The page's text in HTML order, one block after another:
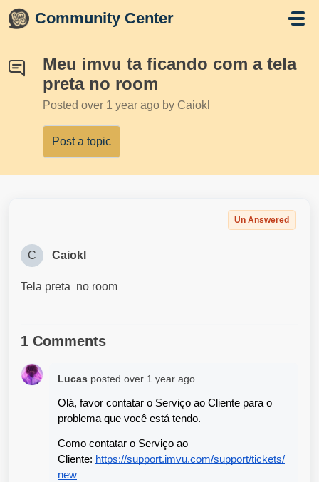
Skip to main content
Community Center
Meu imvu ta ficando com a tela
preta no room
Posted over 1 year ago by Caiokl
Post a topic
Un Answered
C Caiokl
Tela preta no room
1 Comments
Lucas posted over 1 year ago
Olá, favor contatar o Serviço ao Cliente para o
problema que você está tendo.
Como contatar o Serviço ao
Cliente: https://support.imvu.com/support/tickets/
new